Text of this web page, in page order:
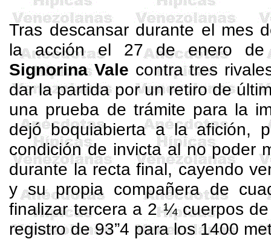
Tras descansar durante el mes
la acción el 27 de enero
SignorinaVale contra tres
dar la partida por un retiro de
una prueba de trámite para la
dejó boquiabierta a la afición,
condición de invicta al no poder
durante la recta final, cayendo
y su propia compañera de
finalizar tercera a 2 ¼ cuerpos
registro de 93”4 para los 1400